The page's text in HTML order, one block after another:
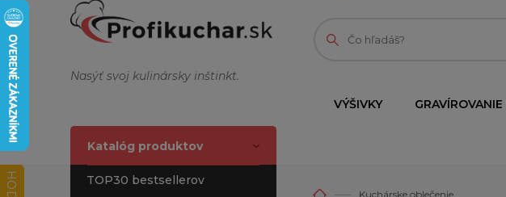
Nasýť svoj kulinársky inštinkt.
VÝŠIVKY
Katalóg produktov
TOP30 bestsellerov
Kuchárske oblečenie